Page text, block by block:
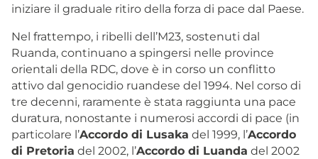
iniziare il graduale ritiro della forza di pace dal Paese.
Nel frattempo, i ribelli dell’M23, sostenuti dal
Ruanda, continuano a spingersi nelle province
orientali della RDC, dove è in corso un conflitto
attivo dal genocidio ruandese del 1994. Nel corso di
tre decenni, raramente è stata raggiunta una pace
duratura, nonostante i numerosi accordi di pace (in
particolare l’Accordo di Lusaka del 1999, l’Accordo
di Pretoria del 2002, l’Accordo di Luanda del 2002